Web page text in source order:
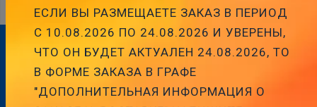
ABONĒJIET MŪSU BIĻETENU
Abonēt
ЕСЛИ ВЫ РАЗМЕЩАЕТЕ ЗАКАЗ В ПЕРИОД
С 10.08.2026 ПО 24.08.2026 И УВЕРЕНЫ,
ЧТО ОН БУДЕТ АКТУАЛЕН 24.08.2026, ТО
В ФОРМЕ ЗАКАЗА В ГРАФЕ
"ДОПОЛНИТЕЛЬНАЯ ИНФОРМАЦИЯ О